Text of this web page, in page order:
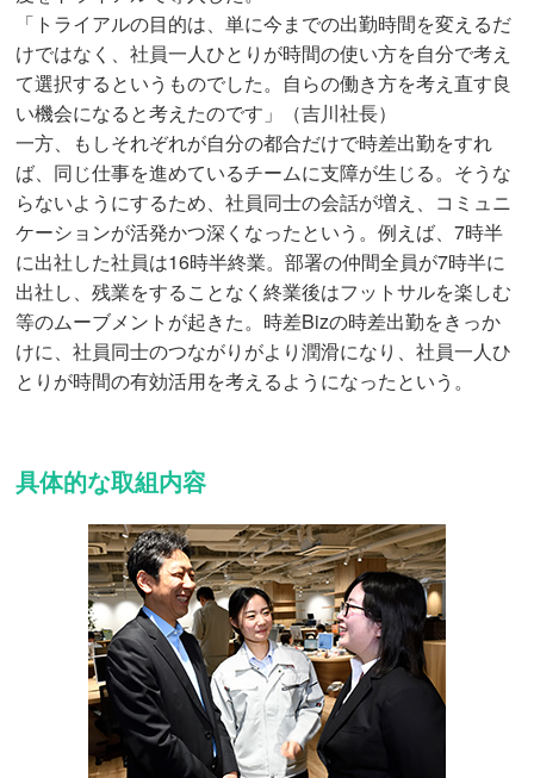
「トライアルの目的は、単に今までの出勤時間を変えるだ
けではなく、社員一人ひとりが時間の使い方を自分で考え
て選択するというものでした。自らの働き方を考え直す良
い機会になると考えたのです」（吉川社長）
一方、もしそれぞれが自分の都合だけで時差出勤をすれ
ば、同じ仕事を進めているチームに支障が生じる。そうな
らないようにするため、社員同士の会話が増え、コミュニ
ケーションが活発かつ深くなったという。例えば、7時半
に出社した社員は16時半終業。部署の仲間全員が7時半に
出社し、残業をすることなく終業後はフットサルを楽しむ
等のムーブメントが起きた。時差Bizの時差出勤をきっか
けに、社員同士のつながりがより潤滑になり、社員一人ひ
とりが時間の有効活用を考えるようになったという。
具体的な取組内容